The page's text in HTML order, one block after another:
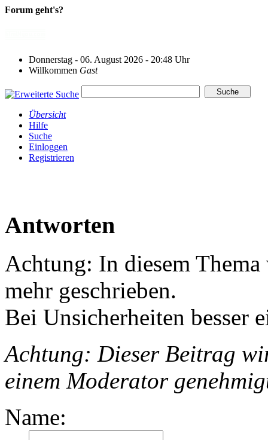
Forum geht's?
Donnerstag - 06. August 2026 - 20:48 Uhr
Willkommen Gast
Übersicht
Hilfe
Suche
Einloggen
Registrieren
Antworten
Achtung: In diesem
mehr geschrieben.
Bei Unsicherheiten besser
Achtung: Dieser Beitrag
einem Moderator
Name: